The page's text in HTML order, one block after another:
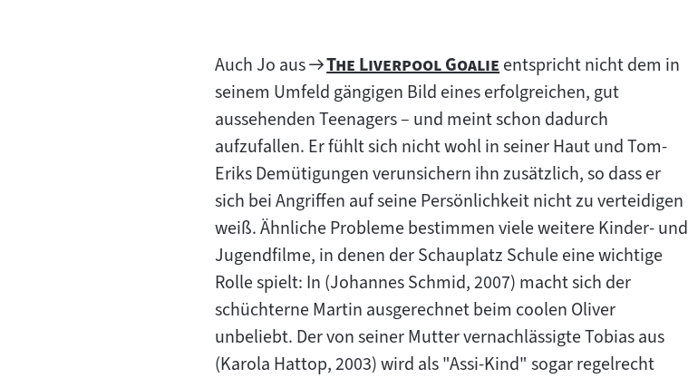
Auch Jo aus
Zum
Filmarchiv:
"
The Liverpool Goalie "
entspricht nicht dem in
seinem Umfeld gängigen Bild eines erfolgreichen, gut
aussehenden Teenagers – und meint schon dadurch
aufzufallen. Er fühlt sich nicht wohl in seiner Haut und Tom-
Eriks Demütigungen verunsichern ihn zusätzlich, so dass er
sich bei Angriffen auf seine Persönlichkeit nicht zu verteidigen
weiß. Ähnliche Probleme bestimmen viele weitere Kinder- und
Jugendfilme, in denen der Schauplatz Schule eine wichtige
Rolle spielt: In (Johannes Schmid, 2007) macht sich der
schüchterne Martin ausgerechnet beim coolen Oliver
unbeliebt. Der von seiner Mutter vernachlässigte Tobias aus
(Karola Hattop, 2003) wird als "Assi-Kind" sogar regelrecht